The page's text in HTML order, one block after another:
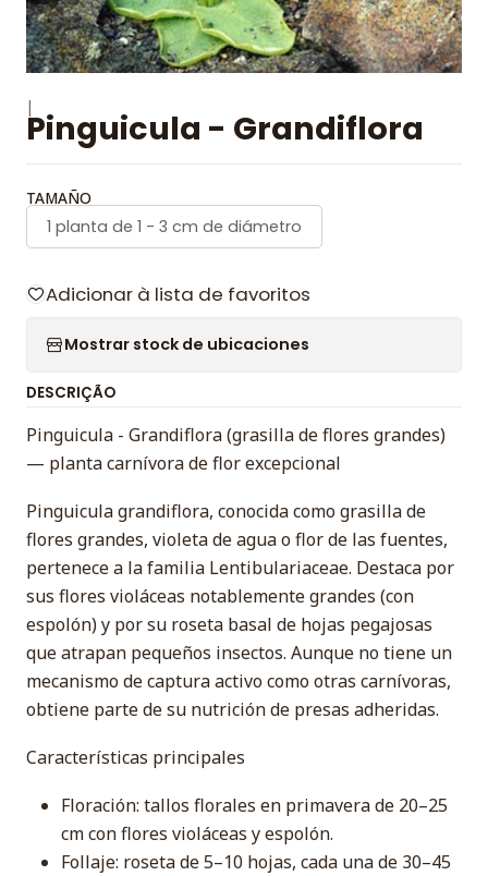
|
Pinguicula - Grandiflora
TAMAÑO
1 planta de 1 - 3 cm de diámetro
Adicionar à lista de favoritos
Mostrar stock de ubicaciones
DESCRIÇÃO
Pinguicula - Grandiflora (grasilla de flores grandes)
— planta carnívora de flor excepcional
Pinguicula grandiflora, conocida como grasilla de
flores grandes, violeta de agua o flor de las fuentes,
pertenece a la familia Lentibulariaceae. Destaca por
sus flores violáceas notablemente grandes (con
espolón) y por su roseta basal de hojas pegajosas
que atrapan pequeños insectos. Aunque no tiene un
mecanismo de captura activo como otras carnívoras,
obtiene parte de su nutrición de presas adheridas.
Características principales
Floración: tallos florales en primavera de 20–25
cm con flores violáceas y espolón.
Follaje: roseta de 5–10 hojas, cada una de 30–45